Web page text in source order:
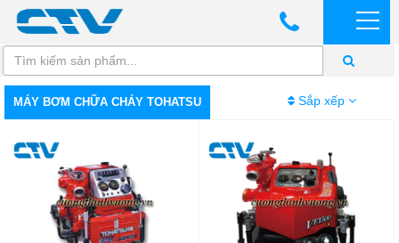
MÁY BƠM CHỮA CHÁY TOHATSU Sắp xếp